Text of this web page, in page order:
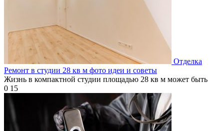
Отделка
Ремонт в студии 28 кв м фото идеи и советы
Жизнь в компактной студии площадью 28 кв м может быть
0 15